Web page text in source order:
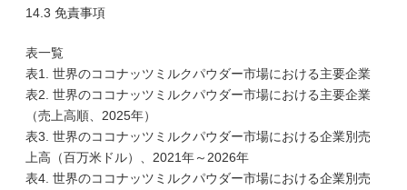
14.3 免責事項
表一覧
表1. 世界のココナッツミルクパウダー市場における主要企業
表2. 世界のココナッツミルクパウダー市場における主要企業
（売上高順、2025年）
表3. 世界のココナッツミルクパウダー市場における企業別売
上高（百万米ドル）、2021年～2026年
表4. 世界のココナッツミルクパウダー市場における企業別売